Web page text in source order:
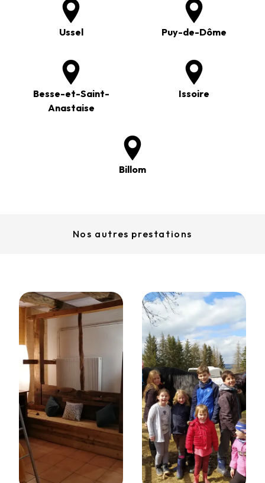
Ussel Puy-de-Dôme
Besse-et-Saint-
Anastaise
Issoire
Billom
Nos autres prestations